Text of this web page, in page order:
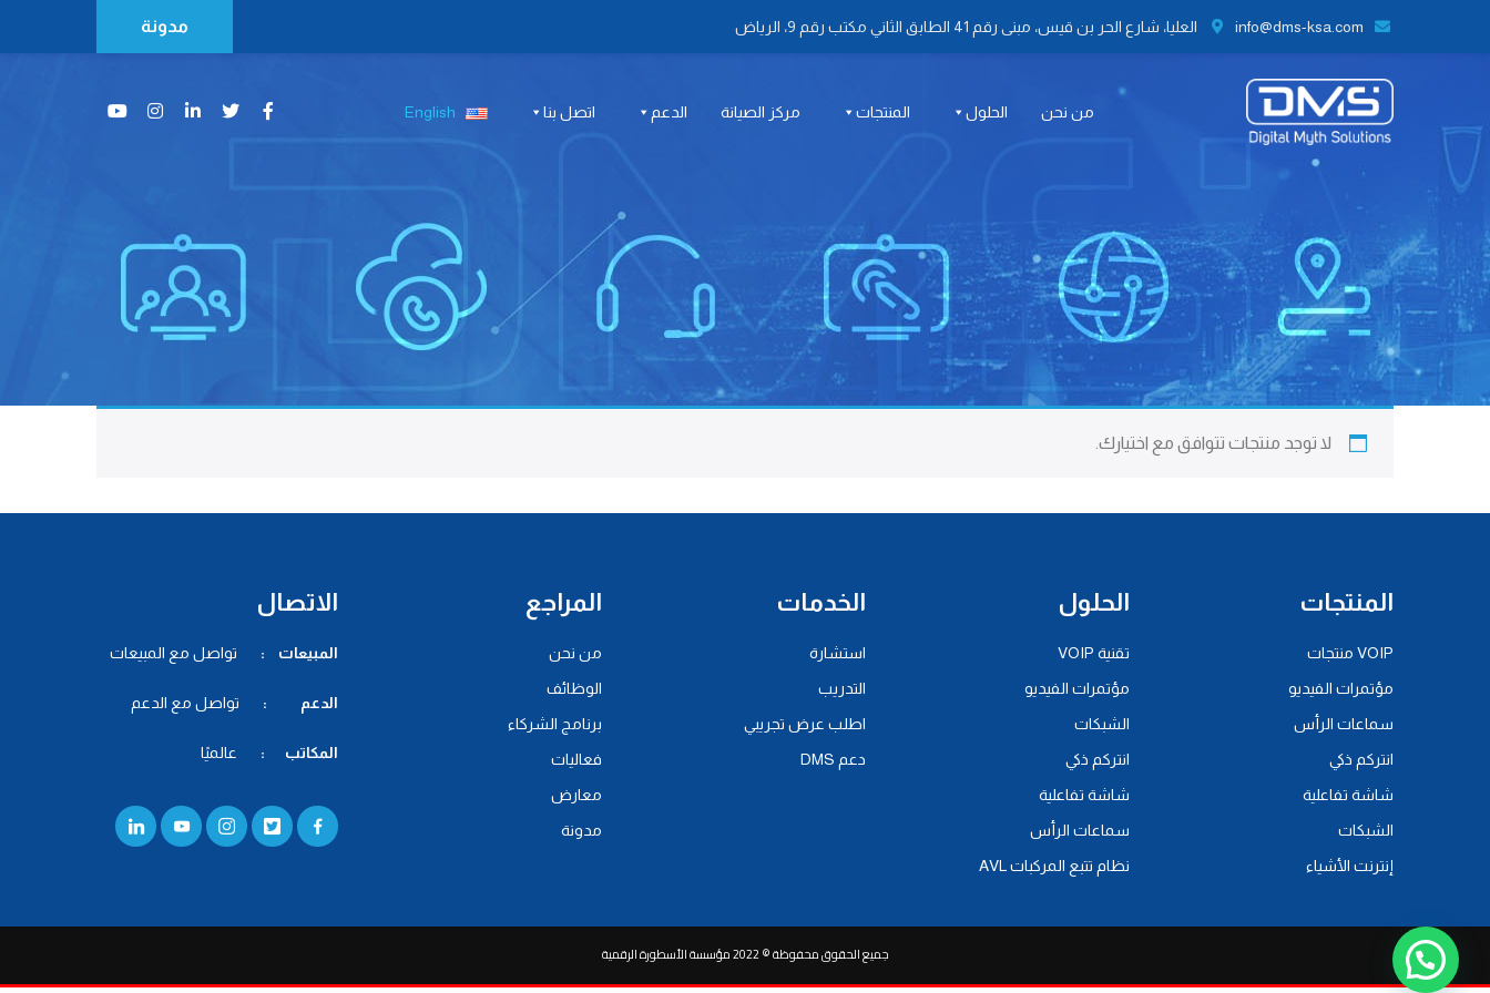
info@dms-ksa.com العليا، شارع الحر بن قيس، مبنى رقم 41 الطابق الثاني مكتب رقم 9، الرياض مدونة
من نحن الحلول المنتجات مركز الصيانة الدعم اتصل بنا English
لا توجد منتجات تتوافق مع اختيارك.
المنتجات
VOIP منتجات
مؤتمرات الفيديو
سماعات الرأس
انتركم ذكي
شاشة تفاعلية
الشبكات
إنترنت الأشياء
الحلول
تقنية VOIP
مؤتمرات الفيديو
الشبكات
انتركم ذكي
شاشة تفاعلية
سماعات الرأس
نظام تتبع المركبات AVL
الخدمات
استشارة
التدريب
اطلب عرض تجريبي
دعم DMS
المراجع
من نحن
الوظائف
برنامج الشركاء
فعاليات
معارض
مدونة
الاتصال
المبيعات : تواصل مع المبيعات
الدعم : تواصل مع الدعم
المكاتب : عالميًا
جميع الحقوق محفوظة © 2022 مؤسسة الأسطورة الرقمية